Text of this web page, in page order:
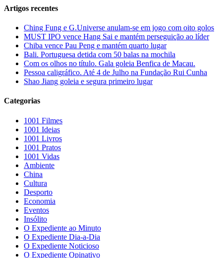
Artigos recentes
Ching Fung e G.Universe anulam-se em jogo com oito golos
MUST IPO vence Hang Sai e mantém perseguição ao líder
Chiba vence Pau Peng e mantém quarto lugar
Bali. Portuguesa detida com 50 balas na mochila
Com os olhos no título. Gala goleia Benfica de Macau.
Pessoa caligráfico. Até 4 de Julho na Fundação Rui Cunha
Shao Jiang goleia e segura primeiro lugar
Categorias
1001 Filmes
1001 Ideias
1001 Livros
1001 Pratos
1001 Vidas
Ambiente
China
Cultura
Desporto
Economia
Eventos
Insólito
O Expediente ao Minuto
O Expediente Dia-a-Dia
O Expediente Noticioso
O Expediente Opinativo